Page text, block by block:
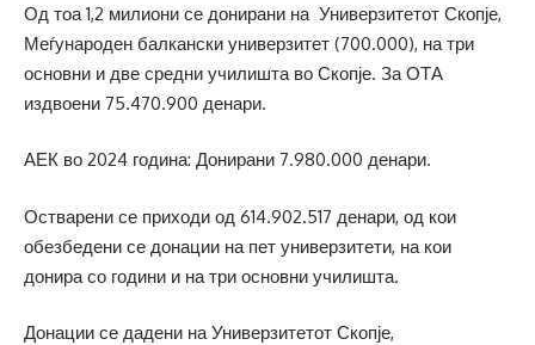
Од тоа 1,2 милиони се донирани на Универзитетот Скопје,
Меѓународен балкански универзитет (700.000), на три
основни и две средни училишта во Скопје. За ОТА
издвоени 75.470.900 денари.
АЕК во 2024 година: Донирани 7.980.000 денари.
Остварени се приходи од 614.902.517 денари, од кои
обезбедени се донации на пет универзитети, на кои
донира со години и на три основни училишта.
Донации се дадени на Универзитетот Скопје,